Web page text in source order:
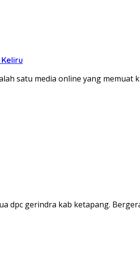
satu media online yang memuat
dpc gerindra kab ketapang.